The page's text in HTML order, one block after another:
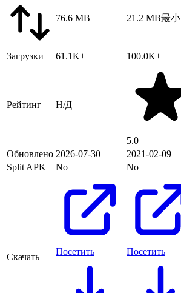
76.6 MB 21.2 MB最小
Загрузки 61.1K+ 100.0K+
Рейтинг Н/Д
5.0
Обновлено 2026-07-30 2021-02-09
Split APK
No No
Скачать
Посетить Посетить